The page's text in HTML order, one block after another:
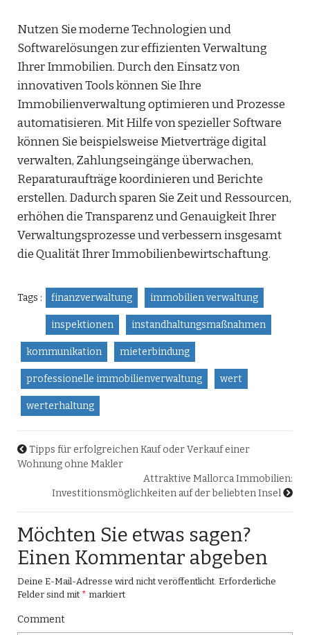
Nutzen Sie moderne Technologien und
Softwarelösungen zur effizienten Verwaltung
Ihrer Immobilien. Durch den Einsatz von
innovativen Tools können Sie Ihre
Immobilienverwaltung optimieren und Prozesse
automatisieren. Mit Hilfe von spezieller Software
können Sie beispielsweise Mietverträge digital
verwalten, Zahlungseingänge überwachen,
Reparaturaufträge koordinieren und Berichte
erstellen. Dadurch sparen Sie Zeit und Ressourcen,
erhöhen die Transparenz und Genauigkeit Ihrer
Verwaltungsprozesse und verbessern insgesamt
die Qualität Ihrer Immobilienbewirtschaftung.
Tags : finanzverwaltung immobilien verwaltung
inspektionen instandhaltungsmaßnahmen
kommunikation mieterbindung
professionelle immobilienverwaltung wert
werterhaltung
Tipps für erfolgreichen Kauf oder Verkauf einer
Wohnung ohne Makler
Attraktive Mallorca Immobilien:
Investitionsmöglichkeiten auf der beliebten Insel
Möchten Sie etwas sagen?
Einen Kommentar abgeben
Deine E-Mail-Adresse wird nicht veröffentlicht. Erforderliche
Felder sind mit * markiert
Comment